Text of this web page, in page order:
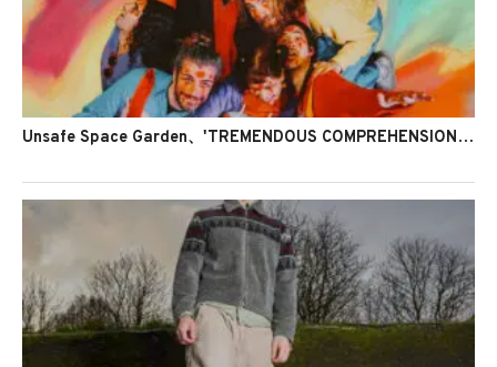
Unsafe Space Garden、'TREMENDOUS COMPREHENSION!'のMVを公開